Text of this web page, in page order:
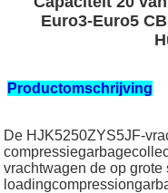
Euro3-Euro5
Productomschrijving
De HJK5250ZYS5JF-
vrachtwagen de op